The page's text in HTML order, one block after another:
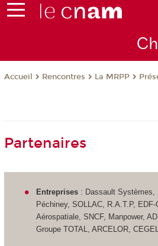
Accueil Rencontres La MRPP
Partenaires
Entreprises : Dassault Systèmes,
Péchiney, SOLLAC, R.A.T.P, EDF-
Aérospatiale, SNCF, Manpower,
Groupe TOTAL, ARCELOR,